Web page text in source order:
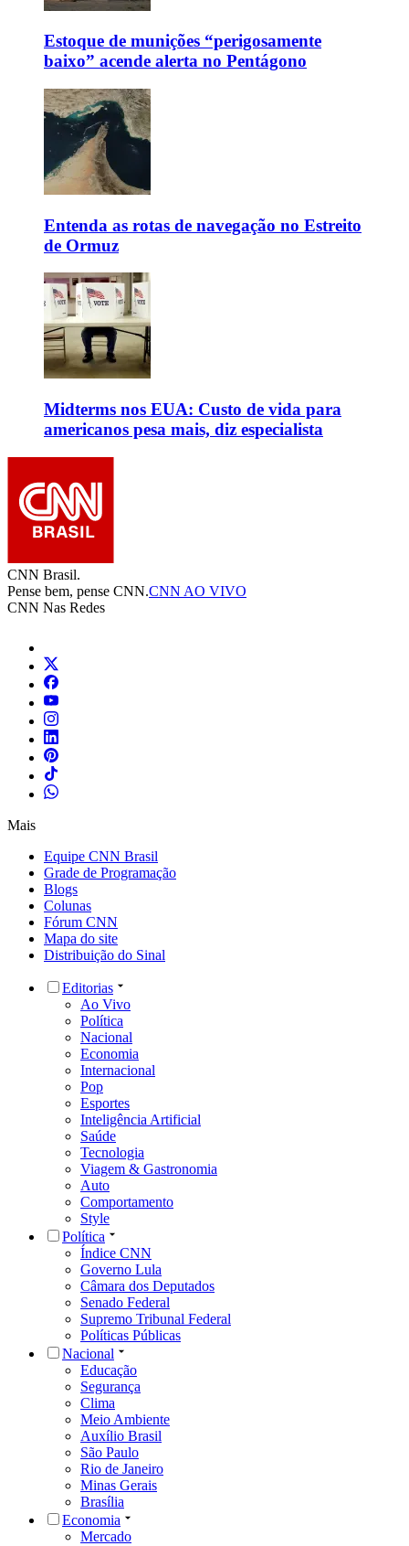
Estoque de munições “perigosamente
baixo” acende alerta no Pentágono
Entenda as rotas de navegação no Estreito
de Ormuz
Midterms nos EUA: Custo de vida para
americanos pesa mais, diz especialista
CNN Brasil.
Pense bem, pense CNN.CNN AO VIVO
CNN Nas Redes
Mais
Equipe CNN Brasil
Grade de Programação
Blogs
Colunas
Fórum CNN
Mapa do site
Distribuição do Sinal
Editorias
Ao Vivo
Política
Nacional
Economia
Internacional
Pop
Esportes
Inteligência Artificial
Saúde
Tecnologia
Viagem & Gastronomia
Auto
Comportamento
Style
Política
Índice CNN
Governo Lula
Câmara dos Deputados
Senado Federal
Supremo Tribunal Federal
Políticas Públicas
Nacional
Educação
Segurança
Clima
Meio Ambiente
Auxílio Brasil
São Paulo
Rio de Janeiro
Minas Gerais
Brasília
Economia
Mercado